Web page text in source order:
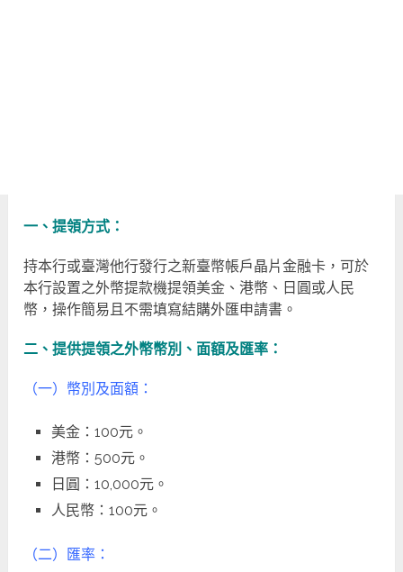
一、提領方式：
持本行或臺灣他行發行之新臺幣帳戶晶片金融卡，可於
本行設置之外幣提款機提領美金、港幣、日圓或人民
幣，操作簡易且不需填寫結購外匯申請書。
二、提供提領之外幣幣別、面額及匯率：
（一）幣別及面額：
美金：100元。
港幣：500元。
日圓：10,000元。
人民幣：100元。
（二）匯率：